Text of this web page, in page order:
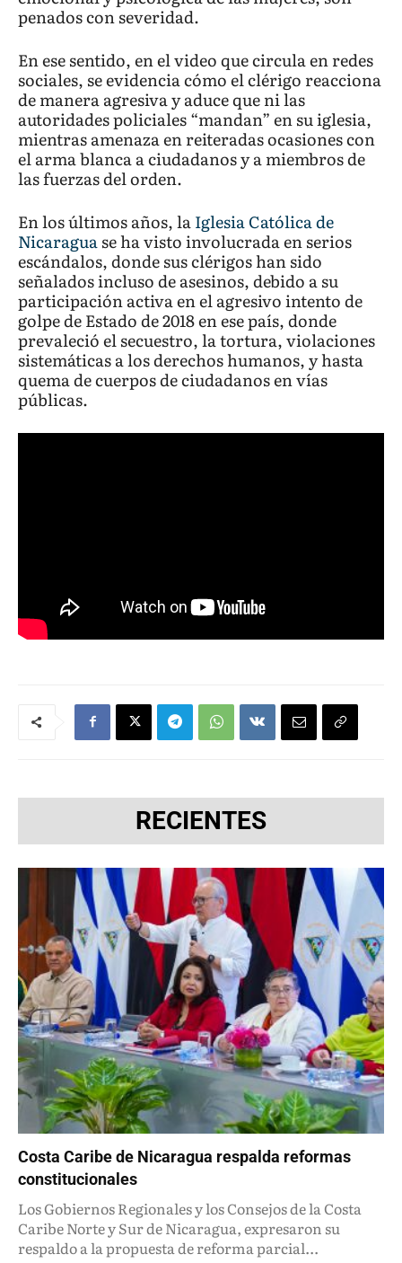
penados con severidad.
En ese sentido, en el video que circula en redes
sociales, se evidencia cómo el clérigo reacciona
de manera agresiva y aduce que ni las
autoridades policiales “mandan” en su iglesia,
mientras amenaza en reiteradas ocasiones con
el arma blanca a ciudadanos y a miembros de
las fuerzas del orden.
En los últimos años, laIglesia Católica de
Nicaraguase ha visto involucrada en serios
escándalos, donde sus clérigos han sido
señalados incluso de asesinos, debido a su
participación activa en el agresivo intento de
golpe de Estado de 2018 en ese país, donde
prevaleció el secuestro, la tortura, violaciones
sistemáticas a los derechos humanos, y hasta
quema de cuerpos de ciudadanos en vías
públicas.
RECIENTES
Costa Caribe de Nicaragua respalda reformas
constitucionales
Los Gobiernos Regionales y los Consejos de la Costa
Caribe Norte y Sur de Nicaragua, expresaron su
respaldo a la propuesta de reforma parcial...